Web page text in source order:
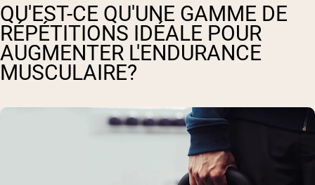
QU'EST-CE QU'UNE GAMME DE
RÉPÉTITIONS IDÉALE POUR
AUGMENTER L'ENDURANCE
MUSCULAIRE?